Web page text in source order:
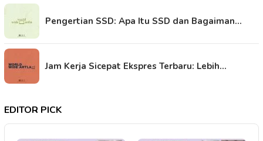
Pengertian SSD: Apa Itu SSD dan Bagaiman…
Jam Kerja Sicepat Ekspres Terbaru: Lebih…
EDITOR PICK